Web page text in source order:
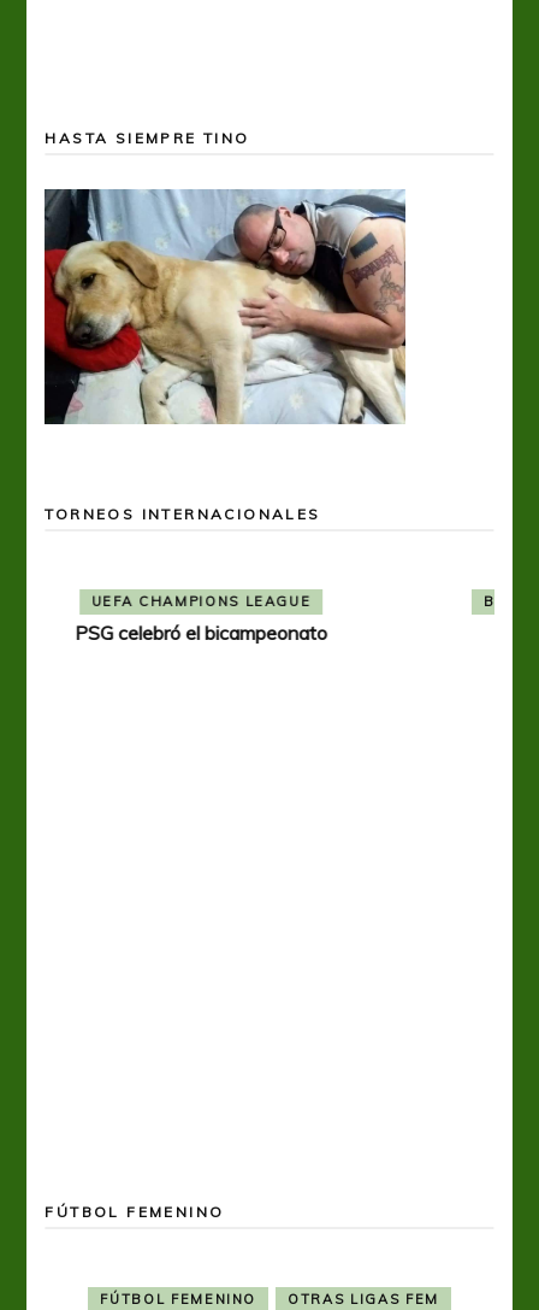
HASTA SIEMPRE TINO
TORNEOS INTERNACIONALES
BOCA JUNIORS COPA LIBERTADORES
Una nueva frustración para Boca
FÚTBOL FEMENINO